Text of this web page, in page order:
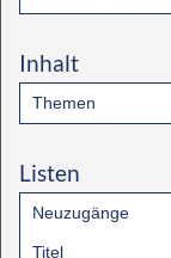
Inhalt
Themen
Listen
Neuzugänge
Titel